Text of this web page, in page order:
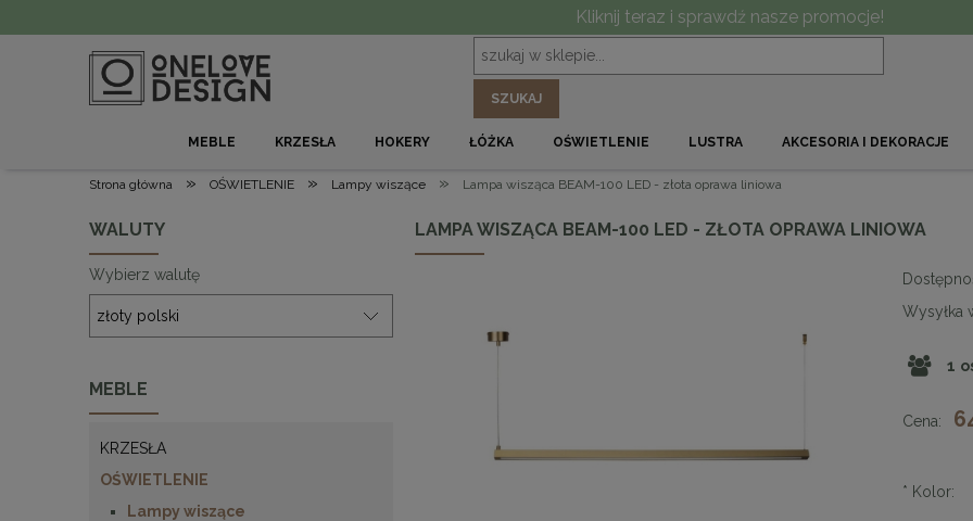
Kliknij teraz i sprawdź nasze promocje!
SZUKAJ
MEBLE KRZESŁA HOKERY ŁÓŻKA OŚWIETLENIE LUSTRA AKCESORIA I DEKORACJE
Strona główna » OŚWIETLENIE » Lampy wiszące » Lampa wisząca BEAM-100 LED - złota oprawa liniowa
WALUTY
Wybierz walutę
MEBLE
KRZESŁA
OŚWIETLENIE
Lampy wiszące
LAMPA WISZĄCA BEAM-100 LED - ZŁOTA OPRAWA LINIOWA
Wysyłka
1
Cena:
* Kolor: